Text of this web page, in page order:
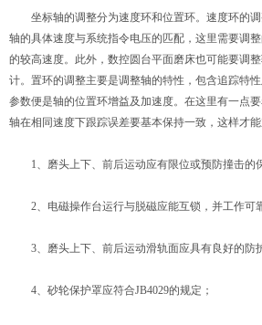
坐标轴的调整分为速度环和位置环。速度环的调
轴的具体速度与系统指令电压的匹配，这里需要调
的较高速度。此外，数控圆台平面磨床也可能要调
计。置环的调整主要是调整轴的特性，包含追踪特
参数便是轴的位置环增益及加速度。在这里有一点
轴在相同速度下跟踪误差要基本保持一致，这样才能
1、磨头上下、前后运动应有限位或预防撞击的
2、电磁操作台运行与脱磁应能互锁，并工作可
3、磨头上下、前后运动滑轨面应具有良好的防
4、砂轮保护罩应符合JB4029的规定；